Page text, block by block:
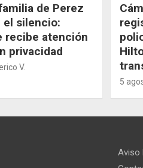
de Perez
el silencio:
recibe atención
privacidad
V.
5
Aviso